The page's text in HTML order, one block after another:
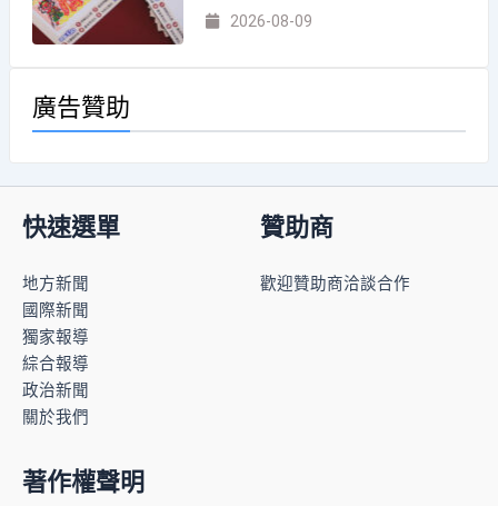
2026-08-09
廣告贊助
快速選單
地方新聞
國際新聞
獨家報導
綜合報導
政治新聞
關於我們
贊助商
歡迎贊助商洽談合作
著作權聲明